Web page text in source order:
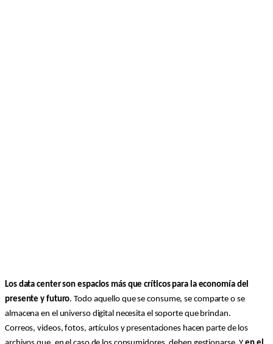
Los data center son espacios más que críticos para la economía del
presente y futuro. Todo aquello que se consume, se comparte o se
almacena en el universo digital necesita el soporte que brindan.
Correos, videos, fotos, artículos y presentaciones hacen parte de los